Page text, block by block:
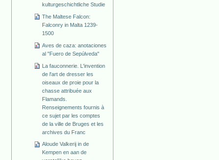
kulturgeschichtliche Studie
The Maltese Falcon:
Falconry in Malta 1239-
1500
Aves de caza: anotaciones
al "Fuero de Sepúlveda"
La fauconnerie. L'invention
de l'art de dresser les
oiseaux de proie pour la
chasse attribuée aux
Flamands.
Renseignements fournis à
ce sujet par les comptes
de la ville de Bruges et les
archives du Franc
Aloude Valkerij in de
Kempen en aan de